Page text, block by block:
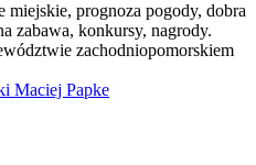
prognoza pogody, dobra
zabawa, konkursy, nagrody.
zachodniopomorskiem
Maciej Papke